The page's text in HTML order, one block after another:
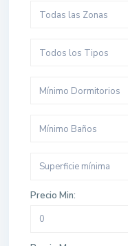
Todas las Zonas
Todos los Tipos
Mínimo Dormitorios
Mínimo Baños
Precio Min: